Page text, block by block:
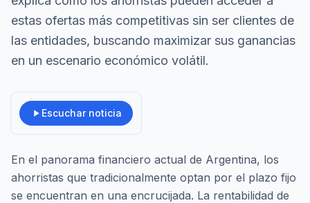
estas ofertas más competitivas sin ser clientes de
las entidades, buscando maximizar sus ganancias
en un escenario económico volátil.
Escuchar noticia
En el panorama financiero actual de Argentina, los
ahorristas que tradicionalmente optan por el plazo fijo
se encuentran en una encrucijada. La rentabilidad de